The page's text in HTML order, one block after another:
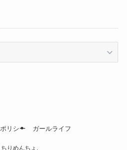
リシー ガールライフ
りめんちょ.